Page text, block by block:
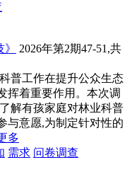
2026年第2期47-51,共
普工作在提升公众生态
挥着重要作用。本次调
解有孩家庭对林业科普
与意愿,为制定针对性的
多
需求 问卷调查